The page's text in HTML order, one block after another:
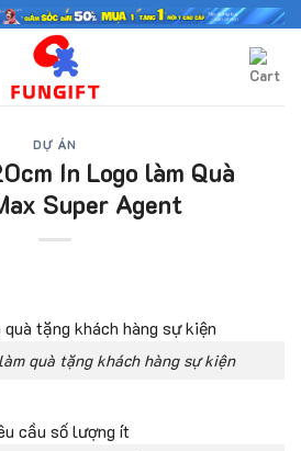
DỰ ÁN
In Logo làm Quà
Super Agent
quà tặng khách hàng sự kiện